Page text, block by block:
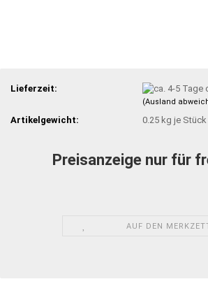
Lieferzeit:
(Ausland
Artikelgewicht: 0.25 kg je Stück
Preisanzeige nur für
AUF DEN